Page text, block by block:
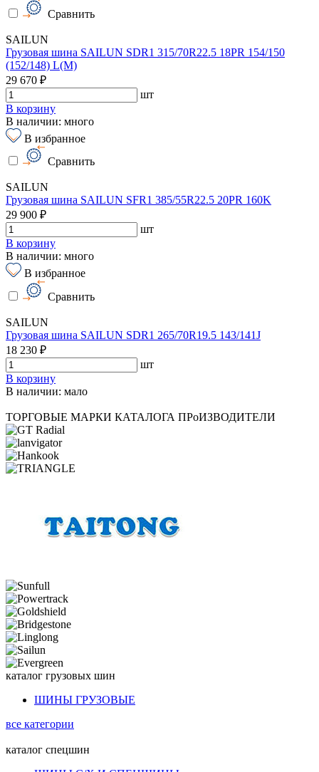
Сравнить
SAILUN
Грузовая шина SAILUN SDR1 315/70R22.5 18PR 154/150
(152/148) L(M)
29 670 ₽
шт
В корзину
В наличии: много
В избранное
Сравнить
SAILUN
Грузовая шина SAILUN SFR1 385/55R22.5 20PR 160K
29 900 ₽
шт
В корзину
В наличии: много
В избранное
Сравнить
SAILUN
Грузовая шина SAILUN SDR1 265/70R19.5 143/141J
18 230 ₽
шт
В корзину
В наличии: мало
ТОРГОВЫЕ МАРКИ КАТАЛОГА ПРоИЗВОДИТЕЛИ
каталог грузовых шин
ШИНЫ ГРУЗОВЫЕ
все категории
каталог спецшин